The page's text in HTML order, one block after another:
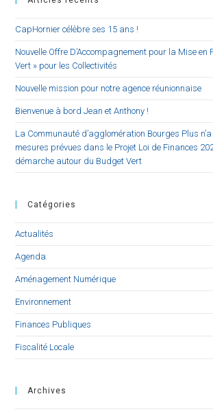
CapHornier célèbre ses 15 ans !
Nouvelle Offre D’Accompagnement pour la Mise en
Vert » pour les Collectivités
Nouvelle mission pour notre agence réunionnaise
Bienvenue à bord Jean et Anthony !
La Communauté d’agglomération Bourges Plus
mesures prévues dans le Projet Loi de Finances
démarche autour du Budget Vert
Catégories
Actualités
Agenda
Aménagement Numérique
Environnement
Finances Publiques
Fiscalité Locale
Archives